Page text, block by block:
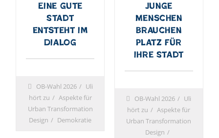
Eine gute
Stadt
entsteht im
Dialog
OB-Wahl 2026
Uli
hört zu
Aspekte für
Urban Transformation
Design
Demokratie
Junge
Menschen
brauchen
Platz für
ihre Stadt
OB-Wahl 2026
Uli
hört zu
Aspekte für
Urban Transformation
Design